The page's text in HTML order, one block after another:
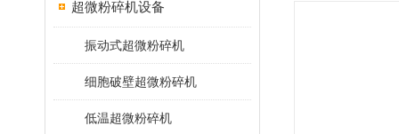
超微粉碎机设备
振动式超微粉碎机
细胞破壁超微粉碎机
低温超微粉碎机